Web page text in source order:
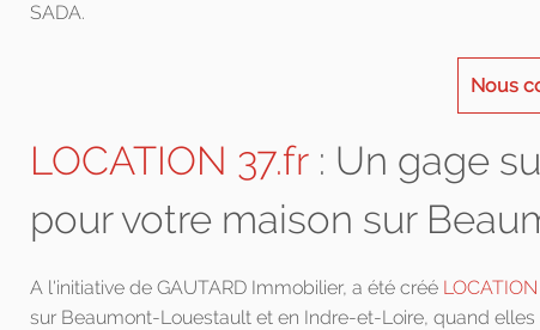
SADA.
Nous
LOCATION 37.fr : Un gage
pour votre maison sur
A l'initiative de GAUTARD Immobilier, a été créé LOCATION
sur Beaumont-Louestault et en Indre-et-Loire, quand